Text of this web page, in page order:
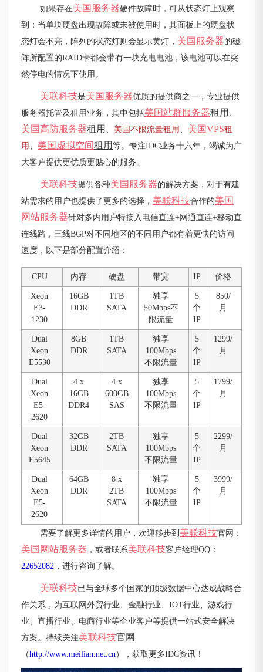
如果存在美国服务器硬件故障时，可从状态灯上观察
到：当单块硬盘出现故障或未被使用时，其面板上的硬盘状
态灯会不亮，阵列的状态灯则会显示黄灯， 美国服务器的磁
阵所配置的RAID卡都会带有一块充电电池，该电池可以在突
然停电的情况下使用。
美联科技是美国服务器优质的提供商之一，专业提供
服务器托管及租用业务，其中包括美国站群服务器租用
美国高防服务器租用 美国不限流量租用 美国VPS租
用
美国虚拟空间租用 等。专注IDC业务十六年，竭诚为广
大客户提供更优质更贴心的服务。
美联科技提供各种美国服务器的解决方案，对于有建
站需求的用户也提供了更多的选择， 美联科技合作的美国
网站服务器针对多内用户特接入电信直连+网通直连+移动直
连线路，三线BGP对不同地区的不同用户都有着更快的访问
速度，以下是部分配置介绍：
CPU 内存 硬盘 带宽 IP 价格
Xeon
E3-
1230
16GB
DDR
1TB
SATA
独享
50Mbps不
限流量
5
个
IP
850/
月
Dual
Xeon
E5530
8GB
DDR
1TB
SATA
独享
100Mbps
不限流量
5
个
IP
1299/
月
Dual
Xeon
E5-
2620
4 x
16GB
DDR4
4 x
600GB
SAS
独享
100Mbps
不限流量
5
个
IP
1799/
月
Dual
Xeon
E5645
32GB
DDR
2TB
SATA
独享
100Mbps
不限流量
5
个
IP
2299/
月
Dual
Xeon
E5-
2620
64GB
DDR
8 x
2TB
SATA
独享
100Mbps
不限流量
5
个
IP
3999/
月
需要了解更多详情的用户，欢迎移步到 美联科技官网：
美国网站服务器 ，或者联系美联科技客户经理QQ：
22652082 ，进行咨询了解。
美联科技已与全球多个国家的顶级数据中心达成战略合
作关系，为互联网外贸行业、金融行业、IOT行业、游戏行
业、直播行业、电商行业等企业客户等提供一站式安全解决
方案。持续关注美联科技官网
（http://www.meilian.net.cn ），获取更多IDC资讯！